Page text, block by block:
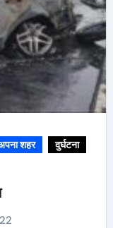
शहर
दुर्घटना